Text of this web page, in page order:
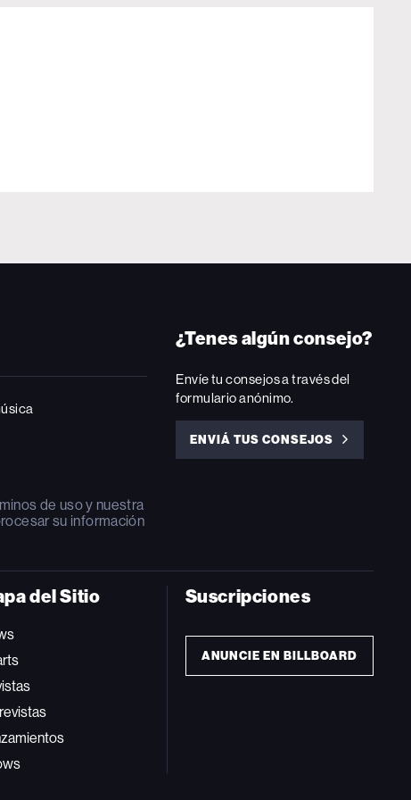
de usoy nuestra
su información
¿Tenes algún consejo?
Envíe tu consejos a través del
formulario anónimo.
ENVIÁ TUS CONSEJOS
ENVIÁ
del Sitio Suscripciones
ANUNCIE EN BILLBOARD